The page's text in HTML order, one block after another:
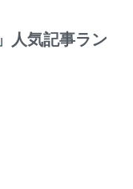
」人気記事ラン